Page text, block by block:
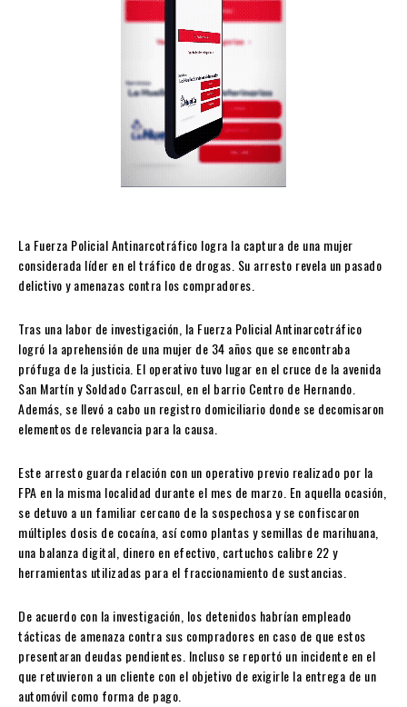
La Fuerza Policial Antinarcotráfico logra la captura de una mujer
considerada líder en el tráfico de drogas. Su arresto revela un pasado
delictivo y amenazas contra los compradores.
Tras una labor de investigación, la Fuerza Policial Antinarcotráfico
logró la aprehensión de una mujer de 34 años que se encontraba
prófuga de la justicia. El operativo tuvo lugar en el cruce de la avenida
San Martín y Soldado Carrascul, en el barrio Centro de Hernando.
Además, se llevó a cabo un registro domiciliario donde se decomisaron
elementos de relevancia para la causa.
Este arresto guarda relación con un operativo previo realizado por la
FPA en la misma localidad durante el mes de marzo. En aquella ocasión,
se detuvo a un familiar cercano de la sospechosa y se confiscaron
múltiples dosis de cocaína, así como plantas y semillas de marihuana,
una balanza digital, dinero en efectivo, cartuchos calibre 22 y
herramientas utilizadas para el fraccionamiento de sustancias.
De acuerdo con la investigación, los detenidos habrían empleado
tácticas de amenaza contra sus compradores en caso de que estos
presentaran deudas pendientes. Incluso se reportó un incidente en el
que retuvieron a un cliente con el objetivo de exigirle la entrega de un
automóvil como forma de pago.